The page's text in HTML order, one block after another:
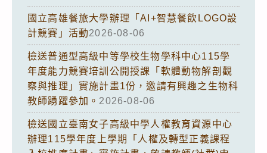
國立高雄餐旅大學辦理「AI+智慧餐飲LOGO設
計競賽」活動2026-08-06
檢送普通型高級中等學校生物學科中心115學
年度能力競賽培訓公開授課「軟體動物解剖觀
察與推理」實施計畫1份，邀請有興趣之生物科
教師踴躍參加。 2026-08-06
檢送國立臺南女子高級中學人權教育資源中心
辦理115學年度上學期「人權及轉型正義課程